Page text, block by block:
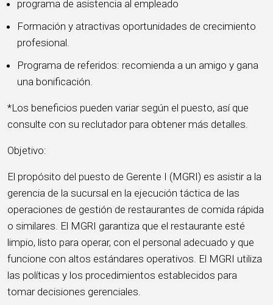
programa de asistencia al empleado
Formación y atractivas oportunidades de crecimiento
profesional.
Programa de referidos: recomienda a un amigo y gana
una bonificación.
*Los beneficios pueden variar según el puesto, así que
consulte con su reclutador para obtener más detalles.
Objetivo:
El propósito del puesto de Gerente I (MGRI) es asistir a la
gerencia de la sucursal en la ejecución táctica de las
operaciones de gestión de restaurantes de comida rápida
o similares. El MGRI garantiza que el restaurante esté
limpio, listo para operar, con el personal adecuado y que
funcione con altos estándares operativos. El MGRI utiliza
las políticas y los procedimientos establecidos para
tomar decisiones gerenciales.